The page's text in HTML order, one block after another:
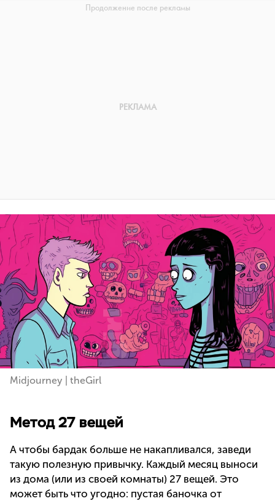
Midjourney | theGirl
Метод 27 вещей
А чтобы бардак больше не накапливался, заведи
такую полезную привычку. Каждый месяц выноси
из дома (или из своей комнаты) 27 вещей. Это
может быть что угодно: пустая баночка от